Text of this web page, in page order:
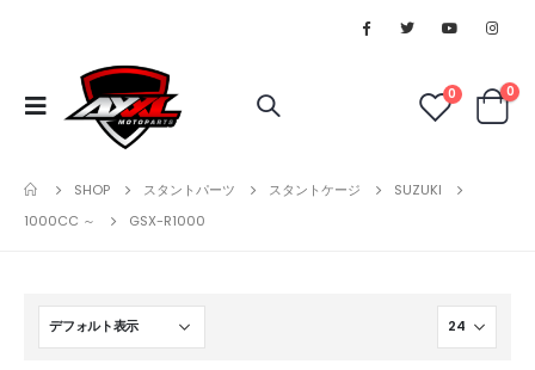
0 0
SHOP スタントパーツ スタントケージ
SUZUKI
1000CC ～
GSX-R1000